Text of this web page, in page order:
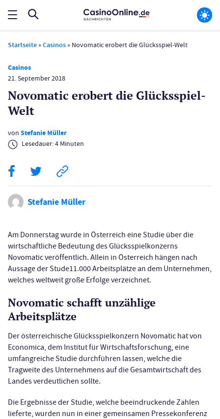
Startseite »Casinos » Novomatic erobert die Glücksspiel-Welt
Casinos
21. September 2018
Novomatic erobert die Glücksspiel-
Welt
von Stefanie Müller
Lesedauer:4 Minuten
Stefanie Müller
Am Donnerstag wurde in Österreich eine Studie über die
wirtschaftliche Bedeutung des Glücksspielkonzerns
Novomatic veröffentlich. Allein in Österreich hängen nach
Aussage der Stude11.000 Arbeitsplätze an dem Unternehmen,
welches weltweit große Erfolge verzeichnet.
Novomatic schafft unzählige
Arbeitsplätze
Der österreichische Glücksspielkonzern Novomatic hat von
Economica, dem Institut für Wirtschaftsforschung, eine
umfangreiche Studie durchführen lassen, welche die
Tragweite des Unternehmens auf die Gesamtwirtschaft des
Landes verdeutlichen sollte.
Die Ergebnisse der Studie, welche beeindruckende Zahlen
lieferte, wurden nun in einer gemeinsamen Pressekonferenz